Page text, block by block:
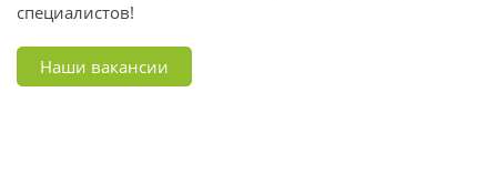
специалистов!
Наши вакансии